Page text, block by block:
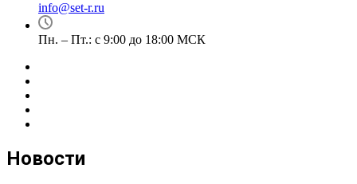
info@set-r.ru
Пн. – Пт.: с 9:00 до 18:00 МСК
Новости